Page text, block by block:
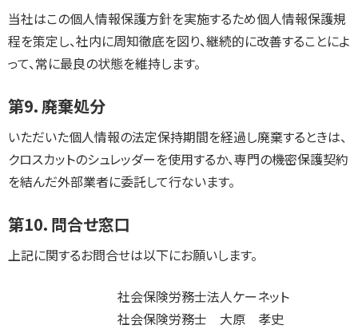
当社はこの個人情報保護方針を実施するため個人情報保護規
程を策定し、社内に周知徹底を図り、継続的に改善することによ
って、常に最良の状態を維持します。
第9．廃棄処分
いただいた個人情報の法定保持期間を経過し廃棄するときは、
クロスカットのシュレッダーを使用するか、専門の機密保護契約
を結んだ外部業者に委託して行ないます。
第10．問合せ窓口
上記に関するお問合せは以下にお願いします。
社会保険労務士法人ケーネット
社会保険労務士 大原 孝史